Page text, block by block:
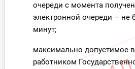
очереди с момента
электронной очереди – не
минут;
максимально допустимое
работником